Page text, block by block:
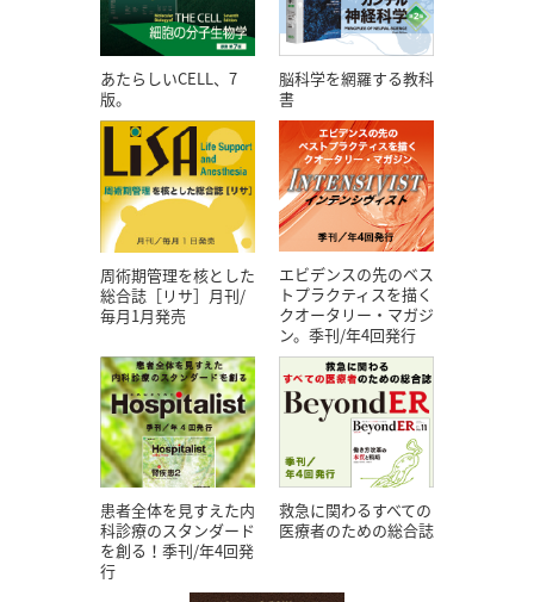
あたらしいCELL、7
版。
脳科学を網羅する教科
書
周術期管理を核とした
総合誌［リサ］月刊/
毎月1月発売
エビデンスの先のベス
トプラクティスを描く
クオータリー・マガジ
ン。季刊/年4回発行
患者全体を見すえた内
科診療のスタンダード
を創る！季刊/年4回発
行
救急に関わるすべての
医療者のための総合誌